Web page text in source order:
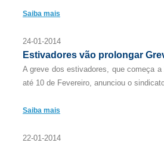
Saiba mais
24-01-2014
Estivadores vão prolongar
A greve dos estivadores, que começa
até 10 de Fevereiro, anunciou o
Saiba mais
22-01-2014